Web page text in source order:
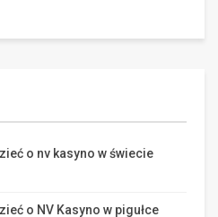
o nv kasyno w świecie
o NV Kasyno w pigułce